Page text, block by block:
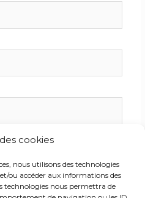
cookies
nous utilisons des technologies
ou accéder aux informations des
technologies nous permettra de
commentaire.